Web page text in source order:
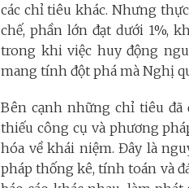
các chỉ tiêu khác. Nhưng
chế, phần lớn đạt dưới 1%,
trong khi việc huy động
mang tính đột phá mà Nghị
Bên cạnh những chỉ tiêu đã
thiếu công cụ và phương
hóa về khái niệm. Đây là
pháp thống kê, tính toán và